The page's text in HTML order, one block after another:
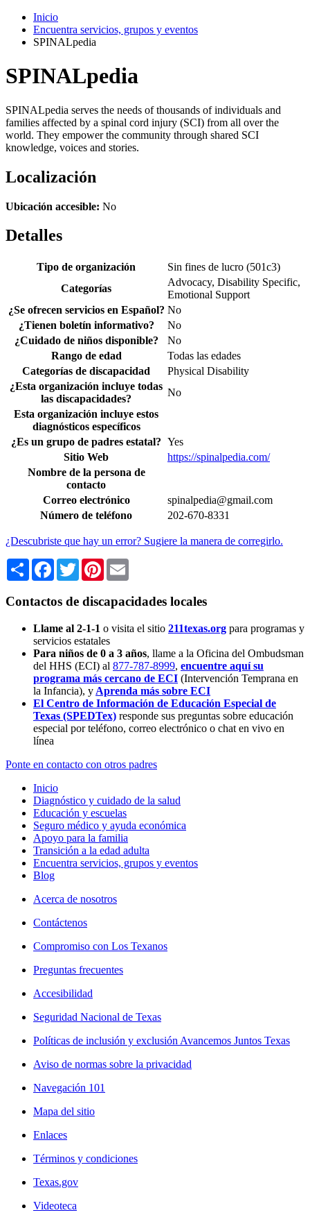
Inicio
Encuentra servicios, grupos y eventos
SPINALpedia
SPINALpedia
SPINALpedia serves the needs of thousands of individuals and
families affected by a spinal cord injury (SCI) from all over the
world. They empower the community through shared SCI
knowledge, voices and stories.
Localización
Ubicación accesible: No
Detalles
Tipo de organización
Sin fines de lucro (501c3)
Categorías
Advocacy, Disability Specific,
Emotional Support
¿Se ofrecen servicios en Español? No
¿Tienen boletín informativo?
No
¿Cuidado de niños disponible?
No
Rango de edad
Todas las edades
Categorías de discapacidad
Physical Disability
¿Esta organización incluye todas
las discapacidades?
No
Esta organización incluye estos
diagnósticos específicos
¿Es un grupo de padres estatal? Yes
Sitio Web
https://spinalpedia.com/
Nombre de la persona de
contacto
Correo electrónico
spinalpedia@gmail.com
Número de teléfono
202-670-8331
¿Descubriste que hay un error? Sugiere la manera de corregirlo.
Share Facebook
TwitterPinterest
Contactos de discapacidades locales
Llame al 2-1-1 o visita el sitio 211texas.org para programas y
servicios estatales
Para niños de 0 a 3 años, llame a la Oficina del Ombudsman
del HHS (ECI) al 877-787-8999, encuentre aquí su
programa más cercano de ECI (Intervención Temprana en
la Infancia), y Aprenda más sobre ECI
El Centro de Información de Educación Especial de
Texas (SPEDTex) responde sus preguntas sobre educación
especial por teléfono, correo electrónico o chat en vivo en
línea
Ponte en contacto con otros padres
Inicio
Diagnóstico y cuidado de la salud
Educación y escuelas
Seguro médico y ayuda económica
Apoyo para la familia
Transición a la edad adulta
Encuentra servicios, grupos y eventos
Blog
Acerca de nosotros
Contáctenos
Compromiso con Los Texanos
Preguntas frecuentes
Accesibilidad
Seguridad Nacional de Texas
Políticas de inclusión y exclusión Avancemos Juntos Texas
Aviso de normas sobre la privacidad
Navegación 101
Mapa del sitio
Enlaces
Términos y condiciones
Texas.gov
Videoteca